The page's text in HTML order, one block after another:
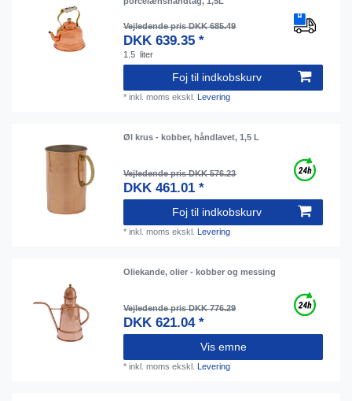
Vejledende pris DKK 685.49
DKK 639.35 *
1.5 liter
Foj til indkobskurv
*inkl. moms ekskl. Levering
Øl krus - kobber, håndlavet, 1,5 L
Vejledende pris DKK 576.23
DKK 461.01 *
Foj til indkobskurv
*inkl. moms ekskl. Levering
Oliekande, olier - kobber og messing
Vejledende pris DKK 776.29
DKK 621.04 *
Vis emne
*inkl. moms ekskl. Levering